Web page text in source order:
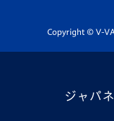
ホームタウン活動
Copyright © V-
ジャパ